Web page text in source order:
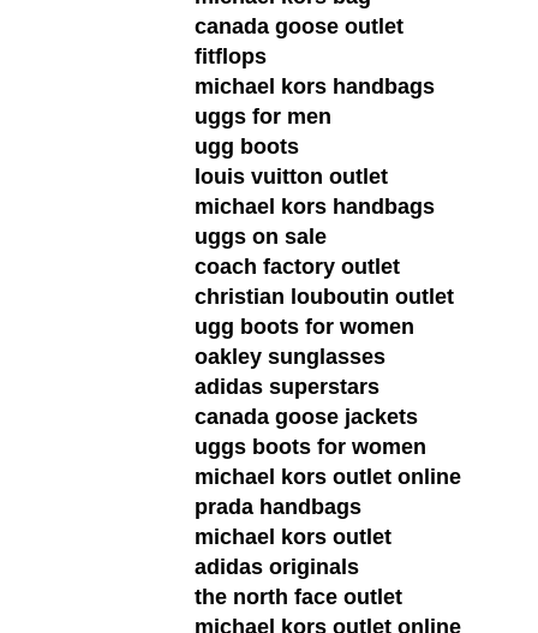
canada goose outlet
fitflops
michael kors handbags
uggs for men
ugg boots
louis vuitton outlet
michael kors handbags
uggs on sale
coach factory outlet
christian louboutin outlet
ugg boots for women
oakley sunglasses
adidas superstars
canada goose jackets
uggs boots for women
michael kors outlet online
prada handbags
michael kors outlet
adidas originals
the north face outlet
michael kors outlet online